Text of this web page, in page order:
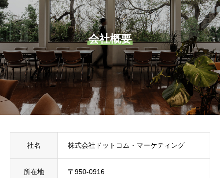
会社概要
社名 株式会社ドットコム・マーケティング
所在地
〒950-0916